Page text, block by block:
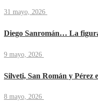
31 mayo, 2026
Diego Sanromán… La
9 mayo, 2026
Silveti, San Román y Pérez
8 mayo, 2026